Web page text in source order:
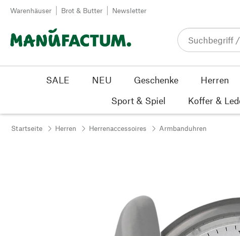
Zum Inhalt springen
Warenhäuser Brot & Butter Newsletter
SALE NEU Geschenke Herren
Sport & Spiel
Koffer &
Startseite Herren Herrenaccessoires Armbanduhren